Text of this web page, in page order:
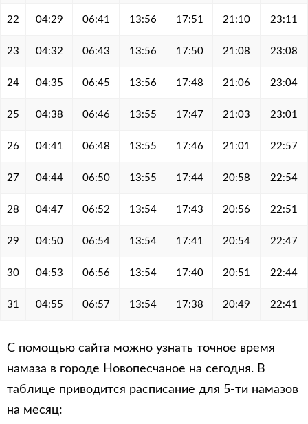
22 04:29 06:41 13:56 17:51 21:10 23:11
23 04:32 06:43 13:56 17:50 21:08 23:08
24 04:35 06:45 13:56 17:48 21:06 23:04
25 04:38 06:46 13:55 17:47 21:03 23:01
26 04:41 06:48 13:55 17:46 21:01 22:57
27 04:44 06:50 13:55 17:44 20:58 22:54
28 04:47 06:52 13:54 17:43 20:56 22:51
29 04:50 06:54 13:54 17:41 20:54 22:47
30 04:53 06:56 13:54 17:40 20:51 22:44
31 04:55 06:57 13:54 17:38 20:49 22:41
С помощью сайта можно узнать точное время
намаза в городе Новопесчаное на сегодня. В
таблице приводится расписание для 5-ти намазов
на месяц: